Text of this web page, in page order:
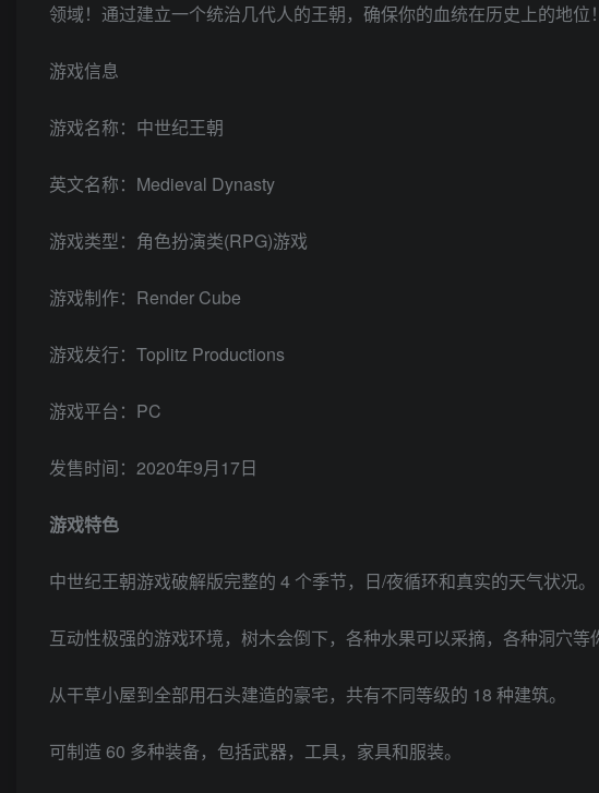
领域！通过建立一个统治几代人的王朝，确保你的血统在历史上的地位！
游戏信息
游戏名称：中世纪王朝
英文名称：Medieval Dynasty
游戏类型：角色扮演类(RPG)游戏
游戏制作：Render Cube
游戏发行：Toplitz Productions
游戏平台：PC
发售时间：2020年9月17日
游戏特色
中世纪王朝游戏破解版完整的 4 个季节，日/夜循环和真实的天气状况。
互动性极强的游戏环境，树木会倒下，各种水果可以采摘，各种洞穴等
从干草小屋到全部用石头建造的豪宅，共有不同等级的 18 种建筑。
可制造 60 多种装备，包括武器，工具，家具和服装。